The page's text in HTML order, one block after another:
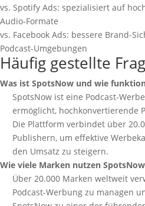
vs. Spotify Ads: spezialisiert auf
Audio-Formate
vs. Facebook Ads: bessere Brand-
Podcast-Umgebungen
Häufig gestellte
Was ist SpotsNow und wie
SpotsNow ist eine Podcast-
ermöglicht, hochkonvertierende
Die Plattform verbindet über
Publishern, um effektive
den Umsatz zu steigern.
Wie viele Marken nutzen
Über 20.000 Marken weltweit
Podcast-Werbung zu managen